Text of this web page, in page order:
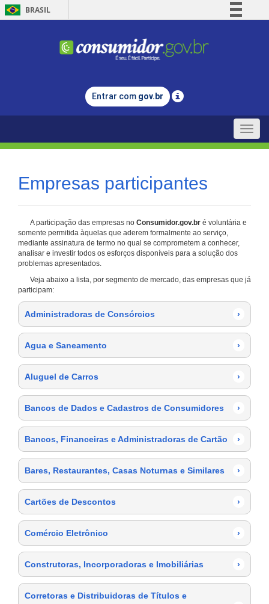
BRASIL
Comunica BR
Legislação
Entrar com gov.br
Toggle
Empresas participantes
A participação das empresas no Consumidor.gov.br é voluntária e
somente permitida àquelas que aderem formalmente ao serviço,
mediante assinatura de termo no qual se comprometem a conhecer,
analisar e investir todos os esforços disponíveis para a solução dos
problemas apresentados.
Veja abaixo a lista, por segmento de mercado, das empresas que já
participam:
Administradoras de Consórcios ›
Agua e Saneamento ›
Aluguel de Carros ›
Bancos de Dados e Cadastros de Consumidores ›
Bancos, Financeiras e Administradoras de Cartão ›
Bares, Restaurantes, Casas Noturnas e Similares ›
Cartões de Descontos ›
Comércio Eletrônico ›
Construtoras, Incorporadoras e Imobiliárias ›
Corretoras e Distribuidoras de Títulos e